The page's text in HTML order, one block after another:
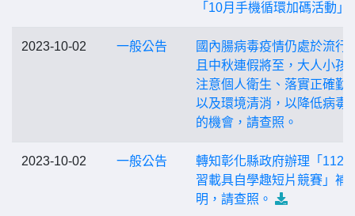
「10月手機循環加碼活動」
2023-10-02 一般公告
國內腸病毒疫情仍處於流行
且中秋連假將至，大人小孩
注意個人衛生、落實正確勤
以及環境清消，以降低病毒
的機會，請查照。
2023-10-02 一般公告
轉知彰化縣政府辦理「112
習載具自學趣短片競賽」補
明，請查照。